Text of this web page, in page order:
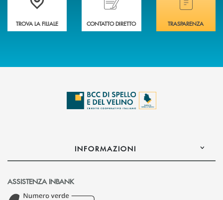
TROVA LA FILIALE CONTATTO DIRETTO TRASPARENZA
INFORMAZIONI
ASSISTENZA INBANK